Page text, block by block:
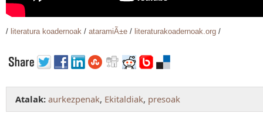
/ literatura koadernoak / ataramiÃ±e / literaturakoadernoak.org /
Atalak: aurkezpenak, Ekitaldiak, presoak